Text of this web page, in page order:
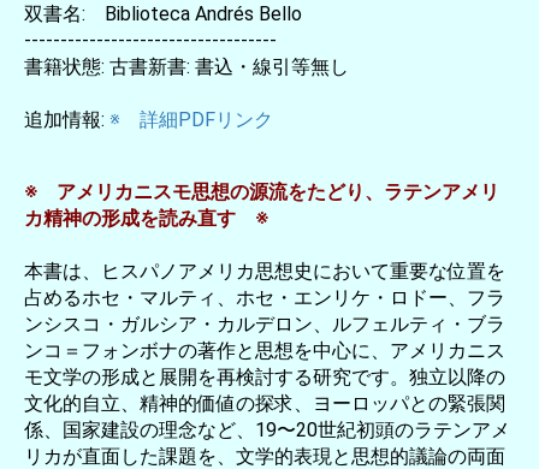
双書名: Biblioteca Andrés Bello
-----------------------------------
書籍状態: 古書新書: 書込・線引等無し
追加情報: ※ 詳細PDFリンク
※ アメリカニスモ思想の源流をたどり、ラテンアメリ
カ精神の形成を読み直す ※
本書は、ヒスパノアメリカ思想史において重要な位置を
占めるホセ・マルティ、ホセ・エンリケ・ロドー、フラ
ンシスコ・ガルシア・カルデロン、ルフェルティ・ブラ
ンコ＝フォンボナの著作と思想を中心に、アメリカニス
モ文学の形成と展開を再検討する研究です。独立以降の
文化的自立、精神的価値の探求、ヨーロッパとの緊張関
係、国家建設の理念など、19〜20世紀初頭のラテンアメ
リカが直面した課題を、文学的表現と思想的議論の両面